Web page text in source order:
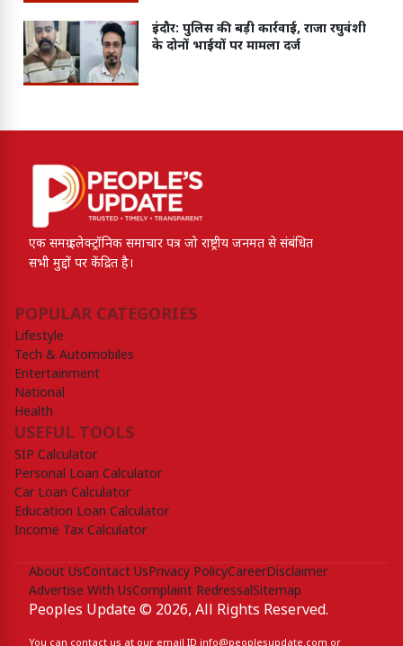
इंदौर: पुलिस की बड़ी कार्रवाई, राजा रघुवंशी
के दोनों भाईयों पर मामला दर्ज
एक समग्र इलेक्ट्रॉनिक समाचार पत्र जो राष्ट्रीय जनमत से संबंधित
सभी मुद्दों पर केंद्रित है।
POPULAR CATEGORIES
Lifestyle
Tech & Automobiles
Entertainment
National
Health
USEFUL TOOLS
SIP Calculator
Personal Loan Calculator
Car Loan Calculator
Education Loan Calculator
Income Tax Calculator
About UsContact UsPrivacy PolicyCareerDisclaimer
Advertise With UsComplaint RedressalSitemap
Peoples Update © 2026, All Rights Reserved.
You can contact us at our email ID info@peoplesupdate.com or